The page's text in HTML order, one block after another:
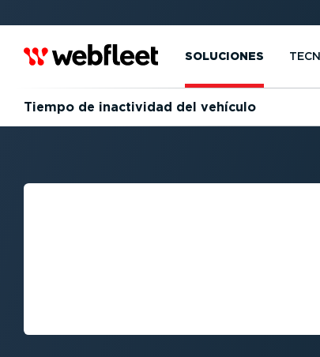
SOLUCIONES
Tiempo de inactividad del vehículo
CÓMO